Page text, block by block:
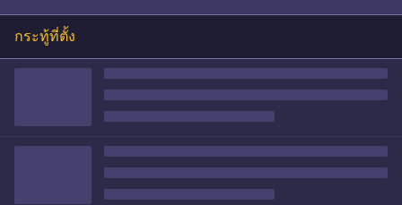
กระทู้ที่ตั้ง